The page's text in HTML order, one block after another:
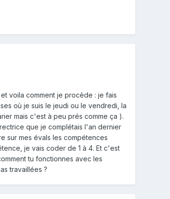
voila comment je procède : je fais
où je suis le jeudi ou le vendredi, la
mais c'est à peu prés comme ça ).
que je complétais l'an dernier
sur mes évals les compétences
je vais coder de 1 à 4. Et c'est
tu fonctionnes avec les
travaillées ?